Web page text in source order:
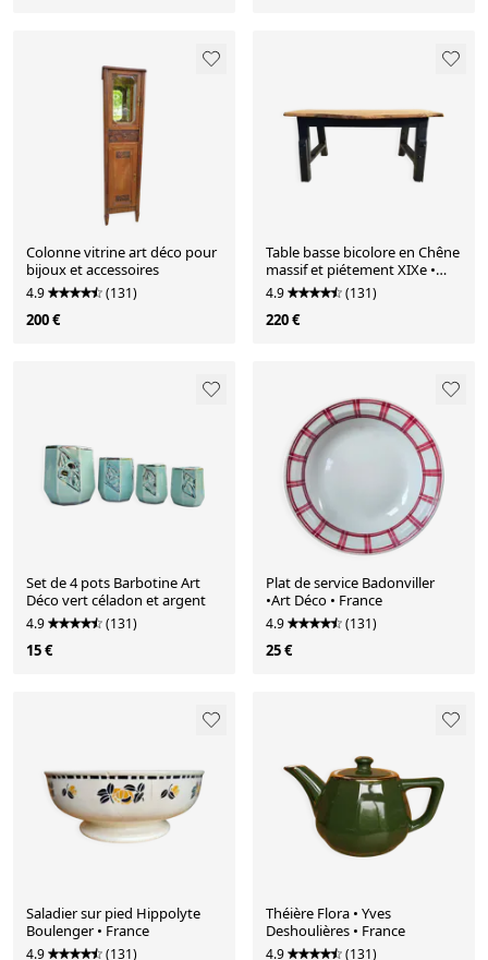
Colonne vitrine art déco pour
bijoux et accessoires
4.9 (131)
200 €
Table basse bicolore en Chêne
massif et piétement XIXe •
Pièce unique "Raw
4.9 (131)
220 €
Set de 4 pots Barbotine Art
Déco vert céladon et argent
4.9 (131)
15 €
Plat de service Badonviller
•Art Déco • France
4.9 (131)
25 €
Saladier sur pied Hippolyte
Boulenger • France
4.9 (131)
Théière Flora • Yves
Deshoulières • France
4.9 (131)